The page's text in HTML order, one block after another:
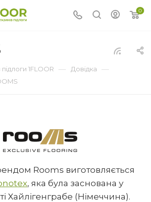
0
1FLOOR — Довідка —
Rooms виготовляється
, яка була заснована у
Хайлігенграбе (Німеччина).